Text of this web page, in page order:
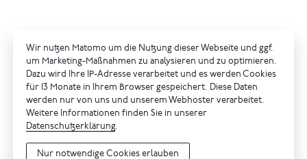
Wir nutzen Matomo um die Nutzung dieser Webseite und ggf.
um Marketing-Maßnahmen zu analysieren und zu optimieren.
Dazu wird Ihre IP-Adresse verarbeitet und es werden Cookies
für 13 Monate in Ihrem Browser gespeichert. Diese Daten
werden nur von uns und unserem Webhoster verarbeitet.
Weitere Informationen finden Sie in unserer
Datenschutzerklärung.
Nur notwendige Cookies erlauben